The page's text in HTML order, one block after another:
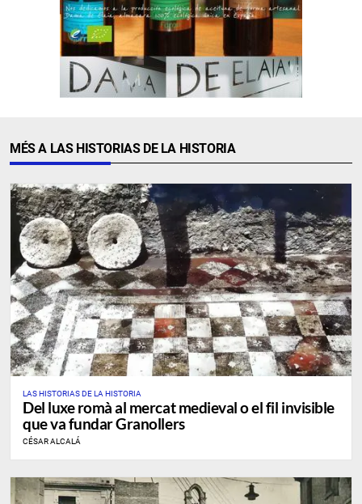
MÉS A LAS HISTORIAS DE LA HISTORIA
LAS HISTORIAS DE LA HISTORIA
​Del luxe romà al mercat medieval o el fil invisible
que va fundar Granollers
CÉSAR ALCALÁ